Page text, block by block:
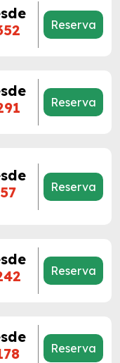
Reserva
Reserva
Reserva
Reserva
Reserva